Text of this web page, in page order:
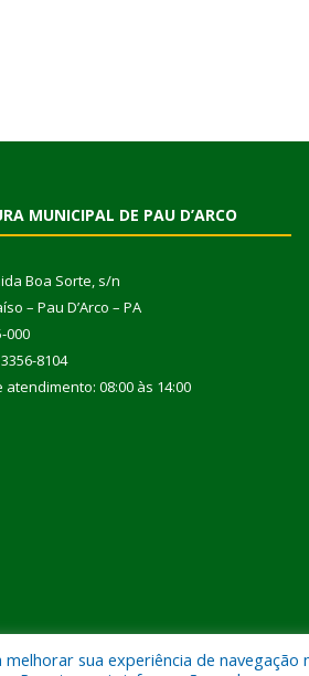
MUNICIPAL DE PAU D’ARCO
Boa Sorte, s/n
– Pau D’Arco – PA
000
8104
08:00 às 14:00
melhorar sua experiência de